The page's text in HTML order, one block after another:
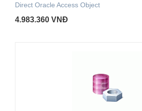
Direct Oracle Access Object
4.983.360 VNĐ